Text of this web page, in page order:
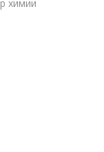
химии